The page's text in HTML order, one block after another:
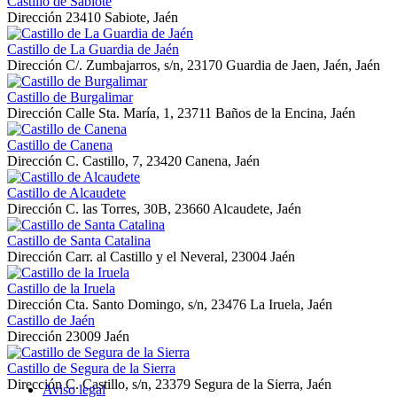
Dirección 23410 Sabiote, Jaén
Castillo de La Guardia de Jaén
Dirección C/. Zumbajarros, s/n, 23170 Guardia de Jaen, Jaén, Jaén
Castillo de Burgalimar
Dirección Calle Sta. María, 1, 23711 Baños de la Encina, Jaén
Castillo de Canena
Dirección C. Castillo, 7, 23420 Canena, Jaén
Castillo de Alcaudete
Dirección C. las Torres, 30B, 23660 Alcaudete, Jaén
Castillo de Santa Catalina
Dirección Carr. al Castillo y el Neveral, 23004 Jaén
Castillo de la Iruela
Dirección Cta. Santo Domingo, s/n, 23476 La Iruela, Jaén
Castillo de Jaén
Dirección 23009 Jaén
Castillo de Segura de la Sierra
Dirección C. Castillo, s/n, 23379 Segura de la Sierra, Jaén
Aviso legal